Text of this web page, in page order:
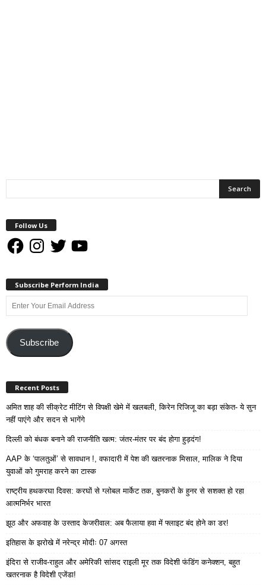
Follow Us
FacebookInstagram
Twitter YouTube
Subscribe Perform India
Enter
Your
AddressSubscribe
Recent Posts
अमित शाह की सीक्रेट मीटिंग से विपक्षी खेमे में खलबली, किरेन रिजिजू का बड़ा संकेत- ये सुन
नहीं पाएंगे और सदन से भागेंगे
दिल्ली को बंधक बनाने की राजनीति खत्म: जंतर-मंतर पर बंद होगा हुड़दंग!
AAP के ‘पालतुओं’ से सावधान !, वफादारी में पेश की खतरनाक मिसाल, मालिक ने दिया
युवाओं को गुमराह करने का टास्क
राष्ट्रीय हथकरघा दिवस: करघों से ग्लोबल मार्केट तक, बुनकरों के हुनर से सशक्त हो रहा
आत्मनिर्भर भारत
झूठ और अफवाह के उस्ताद केजरीवाल: अब फैलाया हवा में फ्लाइट बंद होने का डर!
इतिहास के झरोखे में नरेन्द्र मोदीः 07 अगस्त
इंदिरा से राजीव-राहुल और अमेरिकी सांसद राइली मूर तक विदेशी फंडिंग कनेक्शन, बहुत
खतरनाक है विदेशी एजेंडा!